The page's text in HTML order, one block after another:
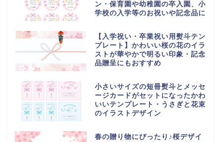
ン・保育園や幼稚園の卒入園、小
学校の入学等のお祝いや記念品に
【入学祝い・卒業祝い用熨斗テン
プレート】かわいい桜の花のイラ
ストが華やかで明るい印象・記念
品贈呈にもおすすめ
小さいサイズの短冊熨斗とメッセ
ージカードがセットになったかわ
いいテンプレート・うさぎと花束
のイラストデザイン
春の贈り物にぴったり♪桜デザイ